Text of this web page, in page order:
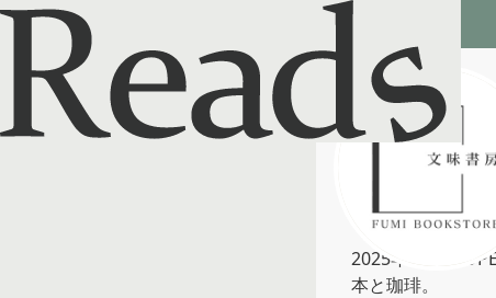
Reads - 読書のSNS＆記録アプリ
fumibookstore
2025年3月9日
本と珈琲。